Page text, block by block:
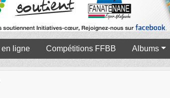
en ligne Compétitions FFBB Albums